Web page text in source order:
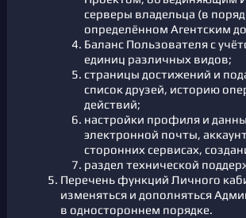
серверы владельца (в
определённом Агентским
Баланс Пользователя с
единиц различных видов;
страницы достижений и
список друзей, историю
действий;
настройки профиля и
электронной почты,
сторонних сервисах,
раздел технической
Перечень функций Личного
изменяться и дополняться
в одностороннем порядке.